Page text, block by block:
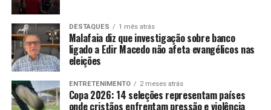
DESTAQUES 1 mês atrás
Malafaia diz que investigação sobre banco
ligado a Edir Macedo não afeta evangélicos nas
eleições
ENTRETENIMENTO 2 meses atrás
Copa 2026: 14 seleções representam países
onde cristãos enfrentam pressão e violência